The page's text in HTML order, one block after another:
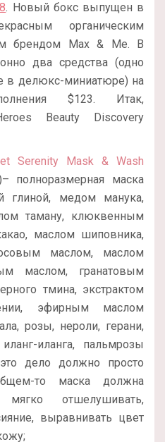
. Новый бокс выпущен в
органическим
брендом Max & Me. В
два средства (одно
в делюкс-миниатюре) на
$123. Итак,
Beauty Discovery
Serenity Mask & Wash
полноразмерная маска
глиной, медом манука,
таману, клюквенным
маслом шиповника,
маслом, маслом
маслом, гранатовым
тмина, экстрактом
эфирным маслом
розы, нероли, герани,
иланга, пальмрозы
дело должно просто
то маска должна
отшелушивать,
выравнивать цвет